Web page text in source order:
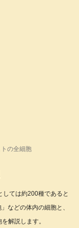
トの全細胞
しては約200種であると
などの体内の細胞と、
解説します。